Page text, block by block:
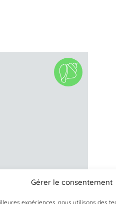
Gérer le consentement
expériences, nous utilisons des